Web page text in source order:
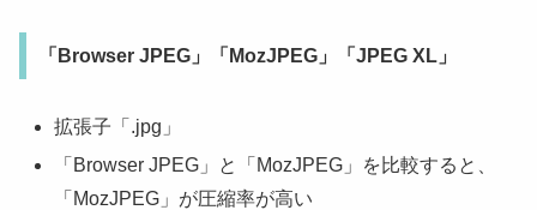
「Browser JPEG」「MozJPEG」「JPEG XL」
拡張子「.jpg」
「Browser JPEG」と「MozJPEG」を比較すると、
「MozJPEG」が圧縮率が高い